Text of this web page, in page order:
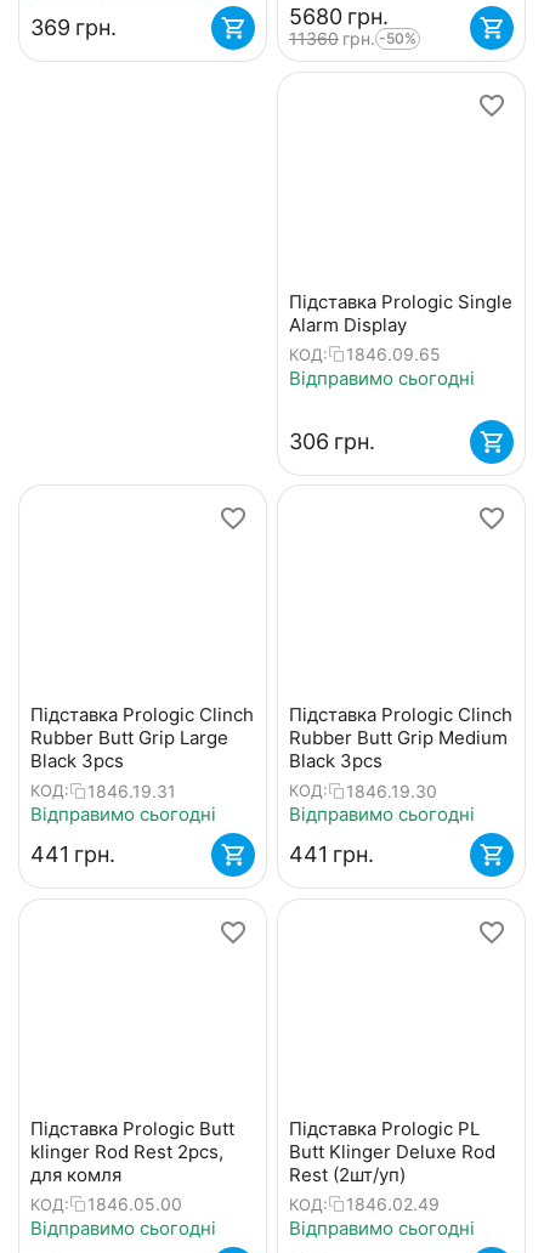
‍369‍ грн. ‍5680‍ грн.
‍11360‍ грн. -50%
Підставка Prologic Single
Alarm Display
КОД: 1846.09.65
Відправимо сьогодні
‍306‍ грн.
Підставка Prologic Clinch
Rubber Butt Grip Large
Black 3pcs
КОД: 1846.19.31
Відправимо сьогодні
‍441‍ грн.
Підставка Prologic Clinch
Rubber Butt Grip Medium
Black 3pcs
КОД: 1846.19.30
Відправимо сьогодні
‍441‍ грн.
Підставка Prologic Butt
klinger Rod Rest 2pcs,
для комля
КОД: 1846.05.00
Відправимо сьогодні
Підставка Prologic PL
Butt Klinger Deluxe Rod
Rest (2шт/уп)
КОД: 1846.02.49
Відправимо сьогодні